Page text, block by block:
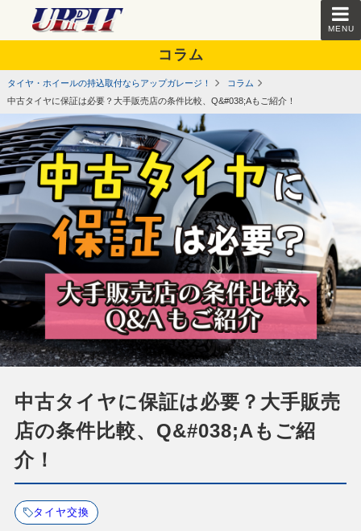
MENU
コラム
タイヤ・ホイールの持込取付ならアップガレージ！
コラム
中古タイヤに保証は必要？大手販売店の条件比較、Q&#038;Aもご紹介！
中古タイヤに保証は必要？大手販売
店の条件比較、Q&#038;Aもご紹
介！
タイヤ交換